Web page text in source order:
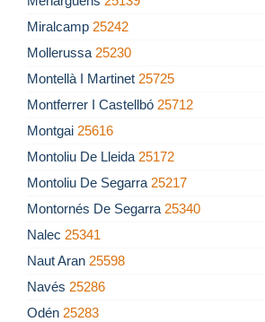
Miralcamp 25242
Mollerussa 25230
Montellà I Martinet 25725
Montferrer I Castellbó 25712
Montgai 25616
Montoliu De Lleida 25172
Montoliu De Segarra 25217
Montornés De Segarra 25340
Nalec 25341
Naut Aran 25598
Navés 25286
Odén 25283